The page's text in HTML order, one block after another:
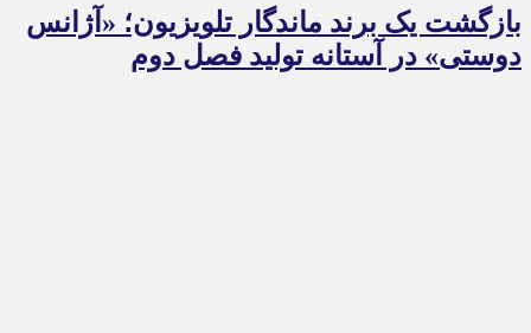
بازگشت یک برند ماندگار تلویزیون؛ «آژانس
دوستی» در آستانه تولید فصل دوم